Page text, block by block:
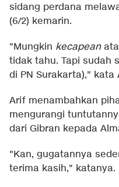
sidang perdana
(6/2) kemarin.
"Mungkin kecapean
tidak tahu. Tapi sudah
di PN Surakarta)," kata
Arif menambahkan
mengurangi
dari Gibran kepada
"Kan, gugatannya
terima kasih," katanya.